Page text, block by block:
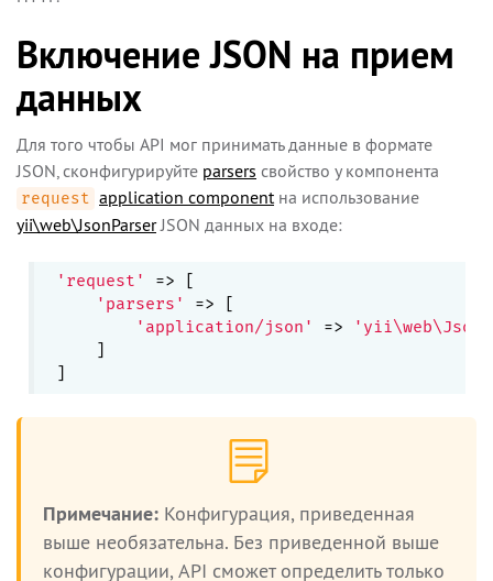
Включение JSON на прием
данных
Для того чтобы API мог принимать данные в формате
JSON, сконфигурируйте parsers свойство у компонента
request application componentна использование
yii\web\JsonParserJSON данных на входе:
'request'
=> [
'parsers'
=> [
'application/json'
=>
    ]
Примечание: Конфигурация, приведенная
выше необязательна. Без приведенной выше
конфигурации, API сможет определить только